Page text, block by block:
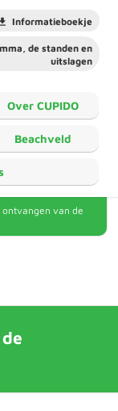
Informatieboekje
de standen en
uitslagen
Over CUPIDO
Beachveld
ontvangen van de